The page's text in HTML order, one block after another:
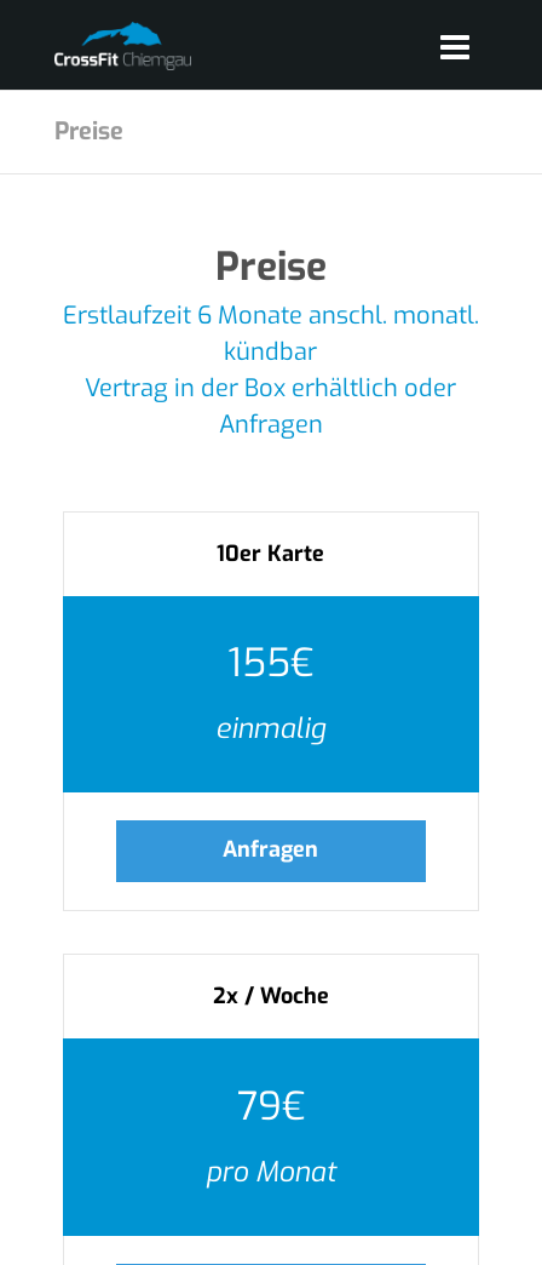
Preise
Preise
Erstlaufzeit 6 Monate anschl. monatl.
kündbar
Vertrag in der Box erhältlich oder
Anfragen
10er Karte
155€
einmalig
Anfragen
2x / Woche
79€
pro Monat